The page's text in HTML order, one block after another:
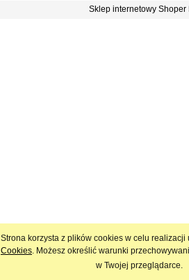
Strona korzysta z plików cookies w celu realizacji
Cookies. Możesz określić warunki
w Twojej przeglądarce.
Sklep internetowy Shoper